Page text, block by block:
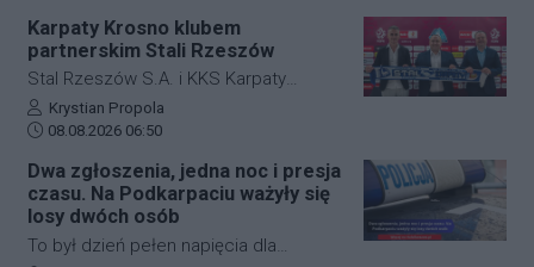
Jeżowe w powiecie niżańskim. W
wyniku zderzenia samochodu
osobowego z rowerzystą, śmierć na
miejscu poniósł kierujący jednośladem.
Droga wojewódzka nr 878 jest
całkowicie zablokowana.
Karpaty Krosno klubem
partnerskim Stali Rzeszów
Stal Rzeszów S.A. i KKS Karpaty
Krosno rozpoczęły oficjalną
współpracę. Kluby podpisały
długoterminową umowę partnerską,
która ma obejmować m.in. wymianę
doświadczeń, rozwój szkolenia
młodzieży oraz obserwację i
pozyskiwanie utalentowanych
Autor artykułu:
Krystian Propola
Data dodania artykułu:
08.08.2026 06:50
Dwa zgłoszenia, jedna noc i presja
czasu. Na Podkarpaciu ważyły się
losy dwóch osób
To był dzień pełen napięcia dla